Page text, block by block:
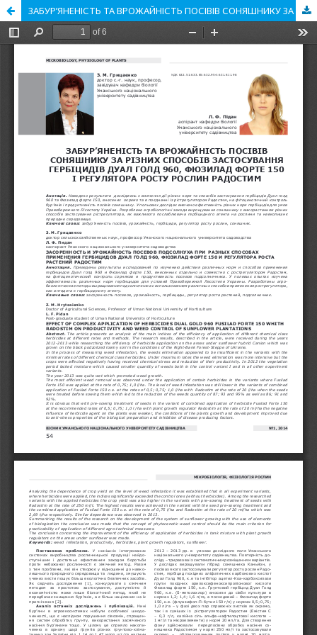
ЗАБУР’ЯНЕНІСТЬ ТА ВРОЖАЙНІСТЬ ПОСІВІВ СОНЯШНИКУ ЗА РІЗНИХ СПОСОБІВ ЗАСТОСУВАННЯ ГЕРБІЦИДІВ ДУАЛ ГОЛД 960, ФЮЗИЛАД ФОРТЕ 150 І РЕГУЛЯТОРА РОСТУ РОСЛИН РАДОСТИМ